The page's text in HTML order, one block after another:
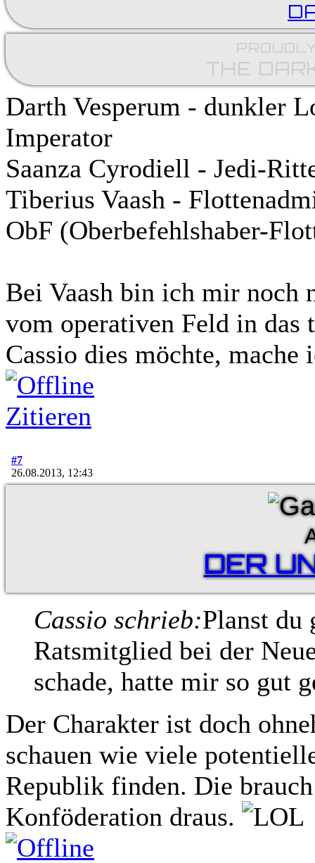
THE
Darth Vesperum - dunkler
Imperator
Saanza Cyrodiell - Jedi-
Tiberius Vaash -
ObF (Oberbefehlshaber-
Bei Vaash bin ich mir noch
vom operativen Feld in das
Cassio dies möchte, mache
Zitieren
#7
26.08.2013, 12:43
DER
Cassio schrieb:Planst du
Ratsmitglied bei der
schade, hatte mir so gut
Der Charakter ist doch
schauen wie viele
Republik finden. Die
Konföderation draus.